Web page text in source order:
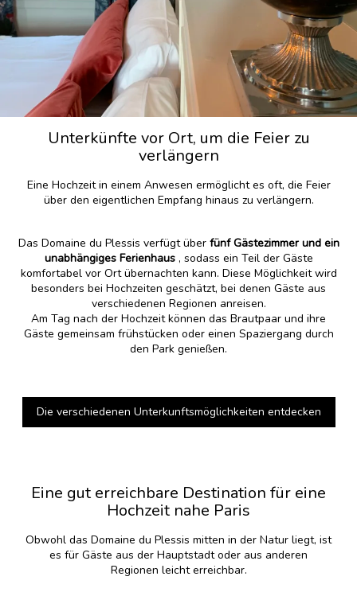
Unterkünfte vor Ort, um die Feier zu
verlängern
Eine Hochzeit in einem Anwesen ermöglicht es oft, die Feier
über den eigentlichen Empfang hinaus zu verlängern.
Das Domaine du Plessis verfügt über fünf Gästezimmer und ein
unabhängiges Ferienhaus, sodass ein Teil der Gäste
komfortabel vor Ort übernachten kann. Diese Möglichkeit wird
besonders bei Hochzeiten geschätzt, bei denen Gäste aus
verschiedenen Regionen anreisen.
Am Tag nach der Hochzeit können das Brautpaar und ihre
Gäste gemeinsam frühstücken oder einen Spaziergang durch
den Park genießen.
Die verschiedenen Unterkunftsmöglichkeiten entdecken
Eine gut erreichbare Destination für eine
Hochzeit nahe Paris
Obwohl das Domaine du Plessis mitten in der Natur liegt, ist
es für Gäste aus der Hauptstadt oder aus anderen
Regionen leicht erreichbar.